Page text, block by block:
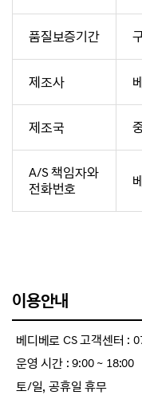
품질보증기간
제조사
제조국
A/S 책임자와
전화번호
이용안내
베디베로 CS 고객센터 :
운영 시간 : 9:00 ~ 18:00
토/일, 공휴일 휴무